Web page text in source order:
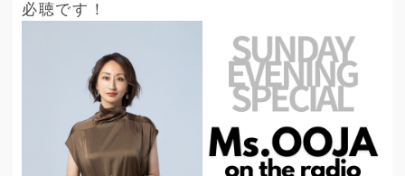
必聴です！